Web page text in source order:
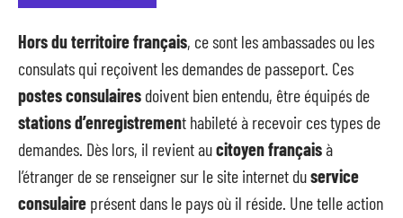
Hors du territoire français, ce sont les ambassades ou les
consulats qui reçoivent les demandes de passeport. Ces
postes consulaires doivent bien entendu, être équipés de
stations d’enregistrement habileté à recevoir ces types de
demandes. Dès lors, il revient aucitoyen françaisà
l’étranger de se renseigner sur le site internet duservice
consulaire présent dans le pays où il réside. Une telle action